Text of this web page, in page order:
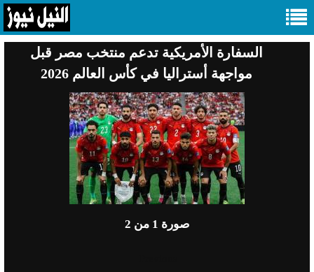
السفارة الأمريكية تدعم منتخب مصر قبل
مواجهة أستراليا في كأس العالم 2026
صورة 1 من 2